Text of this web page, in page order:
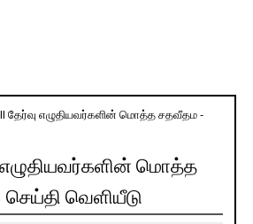
II தேர்வு எழுதியவர்களின் மொத்த சதவீதம -
எழுதியவர்களின் மொத்த
வெளியீடு